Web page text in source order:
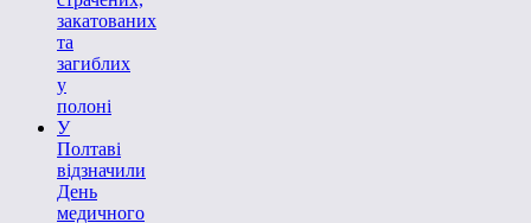
закатованих
та
загиблих
у
полоні
У
Полтаві
відзначили
День
медичного